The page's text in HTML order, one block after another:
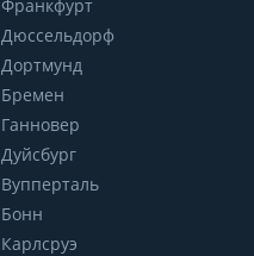
Франкфурт
Дюссельдорф
Дортмунд
Бремен
Ганновер
Дуйсбург
Вупперталь
Бонн
Карлсруэ